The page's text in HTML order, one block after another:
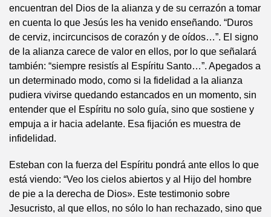
encuentran del Dios de la alianza y de su cerrazón a tomar
en cuenta lo que Jesús les ha venido enseñando. “Duros
de cerviz, incircuncisos de corazón y de oídos…”. El signo
de la alianza carece de valor en ellos, por lo que señalará
también: “siempre resistís al Espíritu Santo…”. Apegados a
un determinado modo, como si la fidelidad a la alianza
pudiera vivirse quedando estancados en un momento, sin
entender que el Espíritu no solo guía, sino que sostiene y
empuja a ir hacia adelante. Esa fijación es muestra de
infidelidad.
Esteban con la fuerza del Espíritu pondrá ante ellos lo que
está viendo: “Veo los cielos abiertos y al Hijo del hombre
de pie a la derecha de Dios». Este testimonio sobre
Jesucristo, al que ellos, no sólo lo han rechazado, sino que